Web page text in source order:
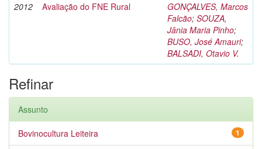
2012
Avaliação do FNE Rural
GONÇALVES, Marcos
Falcão; SOUZA,
Jânia Maria Pinho;
BUSO, José Amauri;
BALSADI, Otavio V.
Refinar
Assunto
1
Bovinocultura Leiteira